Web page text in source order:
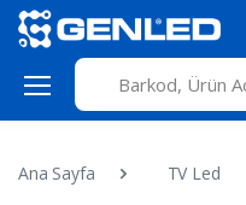
Ana Sayfa TV Led